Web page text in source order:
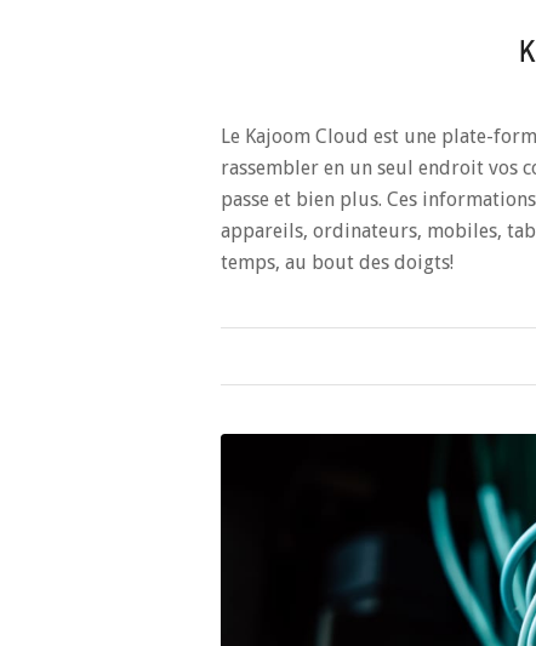
Le Kajoom Cloud est une plate-
rassembler en un seul endroit vos
passe et bien plus. Ces
appareils, ordinateurs, mobiles,
temps, au bout des doigts!